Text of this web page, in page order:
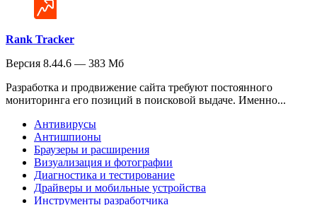
Rank Tracker
Версия 8.44.6 — 383 Мб
Разработка и продвижение сайта требуют постоянного
мониторинга его позиций в поисковой выдаче. Именно...
Антивирусы
Антишпионы
Браузеры и расширения
Визуализация и фотографии
Диагностика и тестирование
Драйверы и мобильные устройства
Инструменты разработчика